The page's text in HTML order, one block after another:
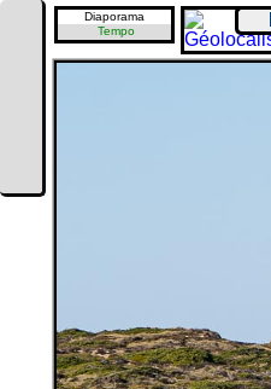
Diaporama
Tempo